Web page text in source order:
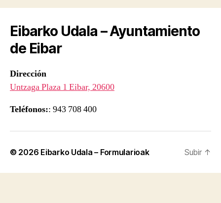
Eibarko Udala – Ayuntamiento
de Eibar
Dirección
Untzaga Plaza 1 Eibar, 20600
Teléfonos:: 943 708 400
© 2026 Eibarko Udala – Formularioak Subir ↑